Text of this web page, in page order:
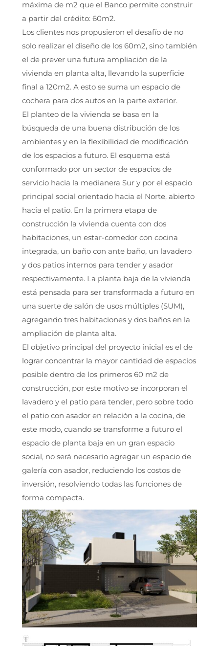
máxima de m2 que el Banco permite construir
a partir del crédito: 60m2.
Los clientes nos propusieron el desafío de no
solo realizar el diseño de los 60m2, sino también
el de prever una futura ampliación de la
vivienda en planta alta, llevando la superficie
final a 120m2. A esto se suma un espacio de
cochera para dos autos en la parte exterior.
El planteo de la vivienda se basa en la
búsqueda de una buena distribución de los
ambientes y en la flexibilidad de modificación
de los espacios a futuro. El esquema está
conformado por un sector de espacios de
servicio hacia la medianera Sur y por el espacio
principal social orientado hacia el Norte, abierto
hacia el patio. En la primera etapa de
construcción la vivienda cuenta con dos
habitaciones, un estar-comedor con cocina
integrada, un baño con ante baño, un lavadero
y dos patios internos para tender y asador
respectivamente. La planta baja de la vivienda
está pensada para ser transformada a futuro en
una suerte de salón de usos múltiples (SUM),
agregando tres habitaciones y dos baños en la
ampliación de planta alta.
El objetivo principal del proyecto inicial es el de
lograr concentrar la mayor cantidad de espacios
posible dentro de los primeros 60 m2 de
construcción, por este motivo se incorporan el
lavadero y el patio para tender, pero sobre todo
el patio con asador en relación a la cocina, de
este modo, cuando se transforme a futuro el
espacio de planta baja en un gran espacio
social, no será necesario agregar un espacio de
galería con asador, reduciendo los costos de
inversión, resolviendo todas las funciones de
forma compacta.